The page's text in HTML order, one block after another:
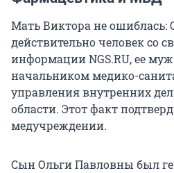
Мать Виктора не ошиблась:
действительно человек со
информации NGS.RU, ее
начальником медико-
управления внутренних
области. Этот факт
медучреждении.
Сын Ольги Павловны был